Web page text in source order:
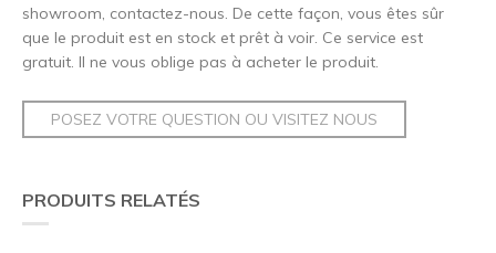
showroom, contactez-nous. De cette façon, vous êtes sûr
que le produit est en stock et prêt à voir. Ce service est
gratuit. Il ne vous oblige pas à acheter le produit.
POSEZ VOTRE QUESTION OU VISITEZ NOUS
PRODUITS RELATÉS